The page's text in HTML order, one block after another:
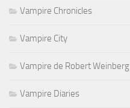
Vampire Chronicles
Vampire City
Vampire de Robert Weinberg
Vampire Diaries